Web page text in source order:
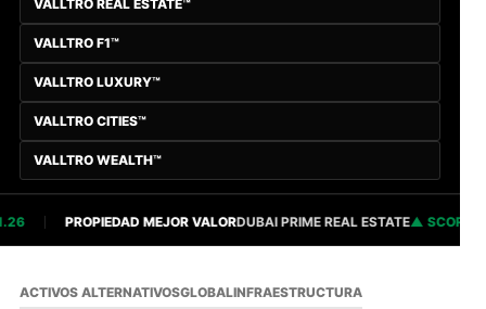
VALLTRO REAL ESTATE™
VALLTRO F1™
VALLTRO LUXURY™
VALLTRO CITIES™
VALLTRO WEALTH™
PROPIEDAD MEJOR VALORDUBAI PRIME REAL ESTATE SCORE
ACTIVOS ALTERNATIVOSGLOBALINFRAESTRUCTURA